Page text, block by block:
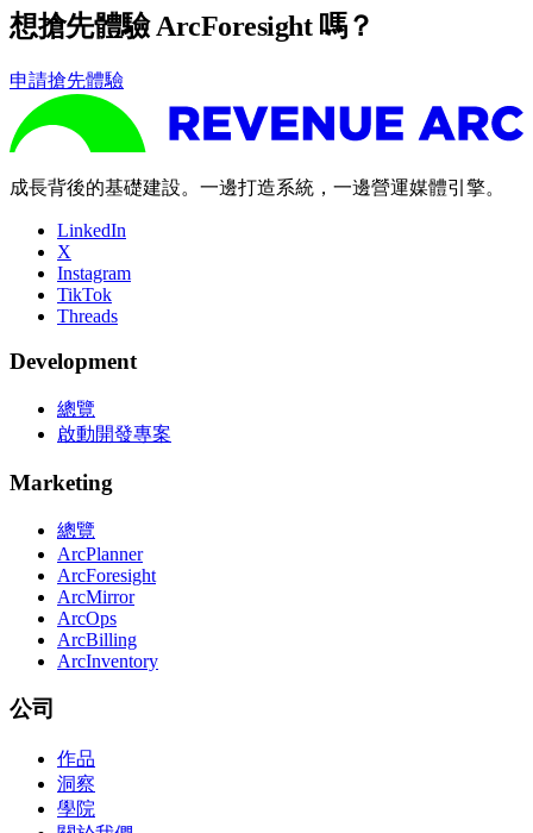
想搶先體驗 ArcForesight 嗎？
申請搶先體驗
成長背後的基礎建設。一邊打造系統，一邊營運媒體引擎。
LinkedIn
X
Instagram
TikTok
Threads
Development
總覽
啟動開發專案
Marketing
總覽
ArcPlanner
ArcForesight
ArcMirror
ArcOps
ArcBilling
ArcInventory
公司
作品
洞察
學院